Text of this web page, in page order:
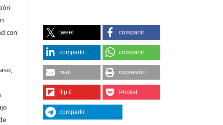
con
tweet compartir
compartir compartir
mail impresión
flip it Pocket
compartir